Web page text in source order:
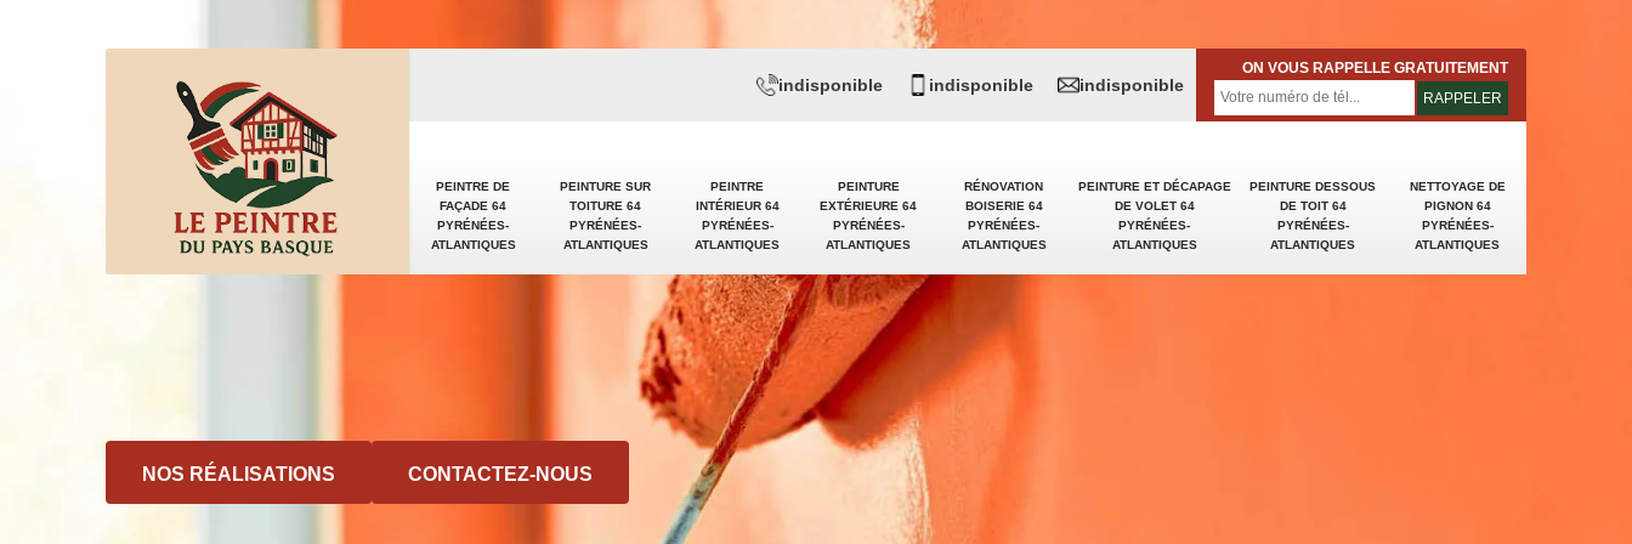
PEINTRE DE
FAÇADE 64
PYRÉNÉES-
ATLANTIQUES
PEINTURE SUR
TOITURE 64
PYRÉNÉES-
ATLANTIQUES
PEINTRE
INTÉRIEUR 64
PYRÉNÉES-
ATLANTIQUES
PEINTURE
EXTÉRIEURE 64
PYRÉNÉES-
ATLANTIQUES
RÉNOVATION
BOISERIE 64
PYRÉNÉES-
ATLANTIQUES
PEINTURE ET DÉCAPAGE
DE VOLET 64
PYRÉNÉES-
ATLANTIQUES
PEINTURE DESSOUS
DE TOIT 64
PYRÉNÉES-
ATLANTIQUES
NETTOYAGE DE
PIGNON 64
PYRÉNÉES-
ATLANTIQUES
indisponible indisponible indisponible
ON VOUS RAPPELLE GRATUITEMENT
NOS RÉALISATIONS CONTACTEZ-NOUS